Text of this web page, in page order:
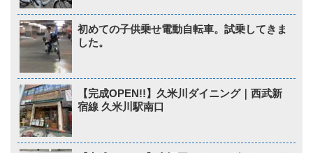
初めての子供乗せ電動自転車。試乗してきま
した。
【完成OPEN!!】久米川ダイニング｜西武新
宿線 久米川駅南口